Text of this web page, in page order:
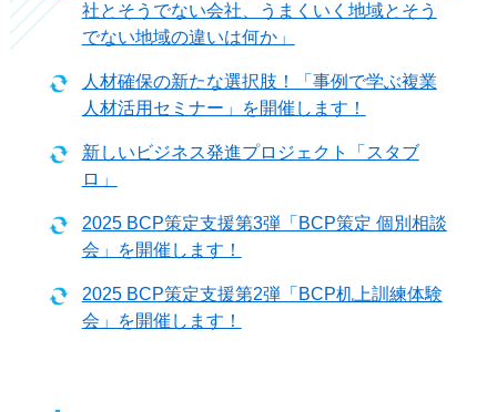
社とそうでない会社、うまくいく地域とそう
でない地域の違いは何か」
人材確保の新たな選択肢！「事例で学ぶ複業
人材活用セミナー」を開催します！
新しいビジネス発進プロジェクト「スタブ
ロ」
2025 BCP策定支援第3弾「BCP策定 個別相談
会」を開催します！
2025 BCP策定支援第2弾「BCP机上訓練体験
会」を開催します！